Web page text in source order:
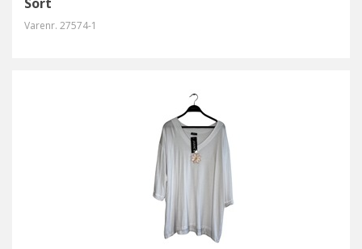
Varenr. 27574-1